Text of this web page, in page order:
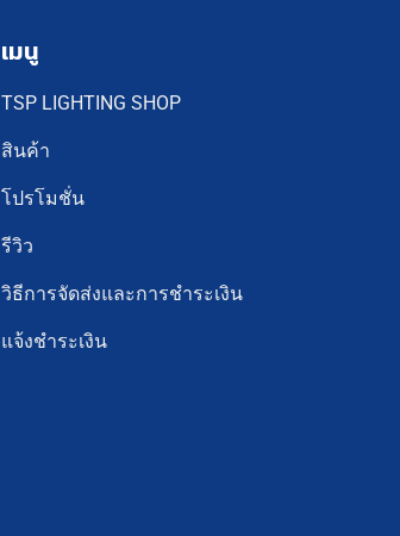
เมนู
TSP LIGHTING SHOP
สินค้า
โปรโมชั่น
รีวิว
วิธีการจัดส่งและการชำระเงิน
แจ้งชำระเงิน